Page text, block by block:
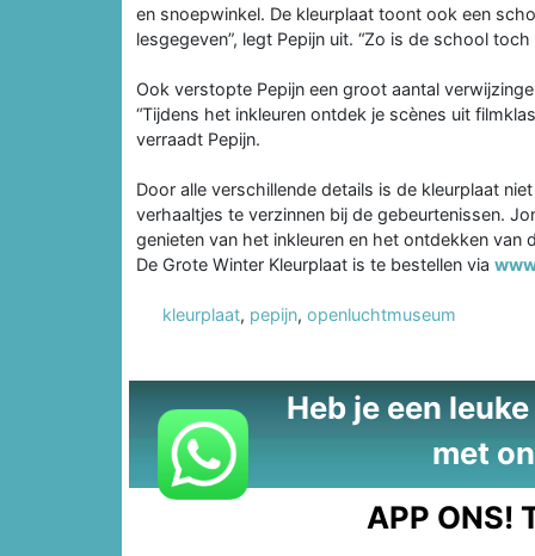
en snoepwinkel. De kleurplaat toont ook een
lesgegeven”, legt Pepijn uit. “Zo is de school
Ook verstopte Pepijn een groot aantal
“Tijdens het inkleuren ontdek je scènes uit
verraadt Pepijn.
Door alle verschillende details is de kleurplaat
verhaaltjes te verzinnen bij de gebeurtenissen.
genieten van het inkleuren en het ontdekken
De Grote Winter Kleurplaat is te bestellen via
kleurplaat, pepijn, openluchtmuseum
Heb je een
met
APP ONS!